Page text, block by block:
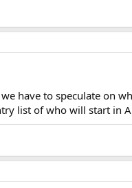
have to speculate on
list of who will start in